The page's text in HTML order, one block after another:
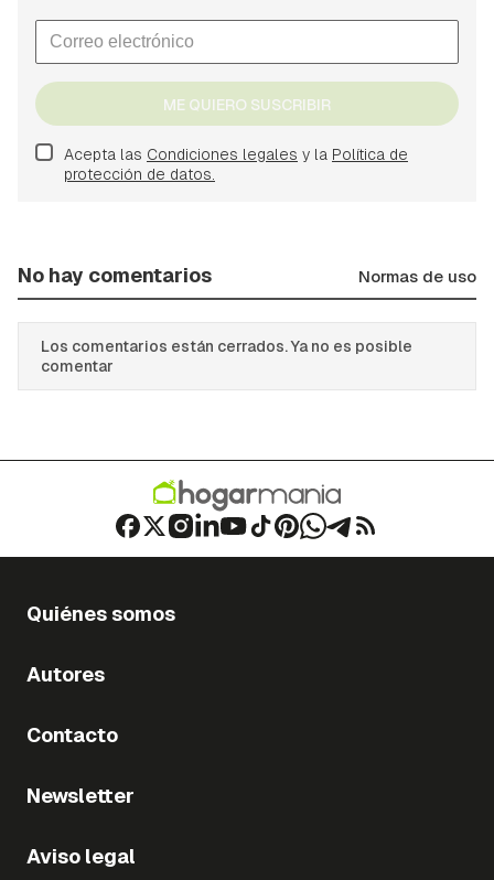
ME QUIERO SUSCRIBIR
Acepta las Condiciones legales y la Política de
protección de datos.
No hay comentarios Normas de uso
Los comentarios están cerrados. Ya no es posible
comentar
Quiénes somos
Autores
Contacto
Newsletter
Aviso legal